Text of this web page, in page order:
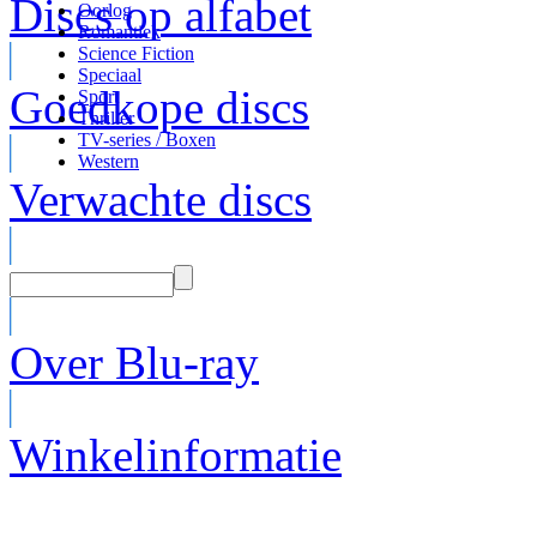
Discs op alfabet
Goedkope discs
Verwachte discs
Over Blu-ray
Winkelinformatie
Oorlog
Romantiek
Science Fiction
Speciaal
Sport
Thriller
TV-series / Boxen
Western